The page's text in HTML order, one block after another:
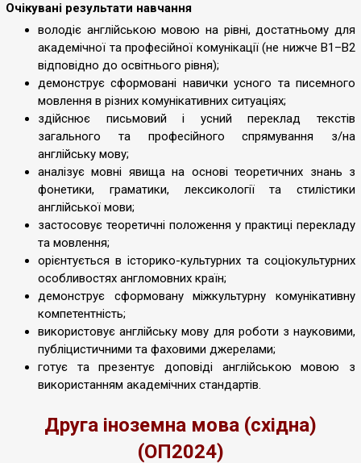
Очікувані результати навчання
володіє англійською мовою на рівні, достатньому для
академічної та професійної комунікації (не нижче B1–B2
відповідно до освітнього рівня);
демонструє сформовані навички усного та писемного
мовлення в різних комунікативних ситуаціях;
здійснює письмовий і усний переклад текстів
загального та професійного спрямування з/на
англійську мову;
аналізує мовні явища на основі теоретичних знань з
фонетики, граматики, лексикології та стилістики
англійської мови;
застосовує теоретичні положення у практиці перекладу
та мовлення;
орієнтується в історико-культурних та соціокультурних
особливостях англомовних країн;
демонструє сформовану міжкультурну комунікативну
компетентність;
використовує англійську мову для роботи з науковими,
публіцистичними та фаховими джерелами;
готує та презентує доповіді англійською мовою з
використанням академічних стандартів.
Друга іноземна мова (східна)
(ОП2024)